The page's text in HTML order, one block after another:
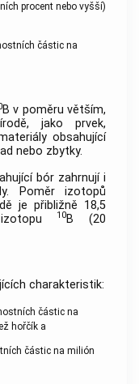
procent nebo vyšší)
částic na
B v poměru větším,
jako prvek,
obsahující
nebo zbytky.
bór zahrnují i
Poměr izotopů
je přibližně 18,5
10B (20
charakteristik:
částic na
hořčík a
částic na milión